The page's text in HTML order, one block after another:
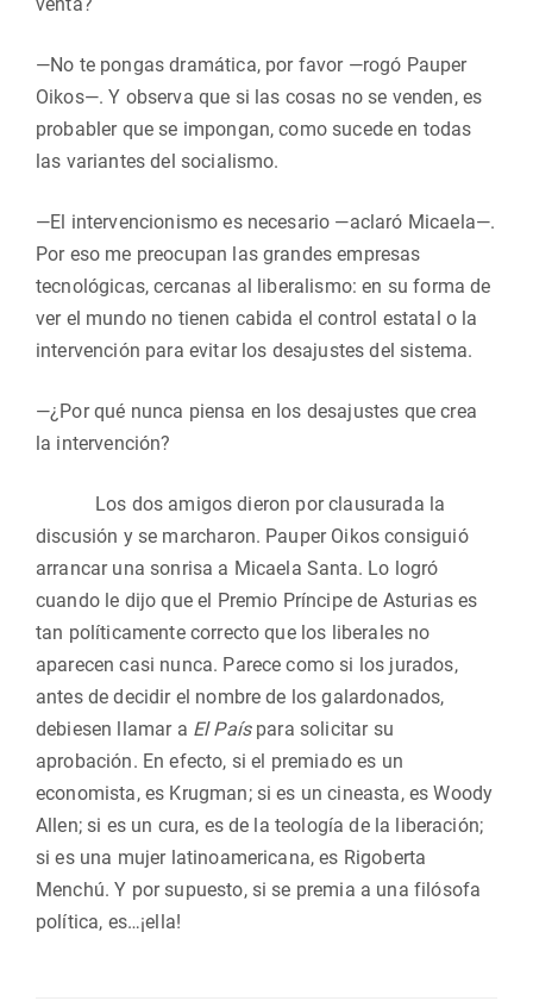
—No te pongas dramática, por favor —rogó Pauper
Oikos—. Y observa que si las cosas no se venden, es
probabler que se impongan, como sucede en todas
las variantes del socialismo.
—El intervencionismo es necesario —aclaró Micaela—.
Por eso me preocupan las grandes empresas
tecnológicas, cercanas al liberalismo: en su forma de
ver el mundo no tienen cabida el control estatal o la
intervención para evitar los desajustes del sistema.
—¿Por qué nunca piensa en los desajustes que crea
la intervención?
Los dos amigos dieron por clausurada la
discusión y se marcharon. Pauper Oikos consiguió
arrancar una sonrisa a Micaela Santa. Lo logró
cuando le dijo que el Premio Príncipe de Asturias es
tan políticamente correcto que los liberales no
aparecen casi nunca. Parece como si los jurados,
antes de decidir el nombre de los galardonados,
debiesen llamar a El País para solicitar su
aprobación. En efecto, si el premiado es un
economista, es Krugman; si es un cineasta, es Woody
Allen; si es un cura, es de la teología de la liberación;
si es una mujer latinoamericana, es Rigoberta
Menchú. Y por supuesto, si se premia a una filósofa
política, es…¡ella!